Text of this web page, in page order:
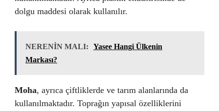
dolgu maddesi olarak kullanılır.
NERENİN MALI:
Yasee Hangi Ülkenin
Markası?
Moha, ayrıca çiftliklerde ve tarım alanlarında da
kullanılmaktadır. Toprağın yapısal özelliklerini